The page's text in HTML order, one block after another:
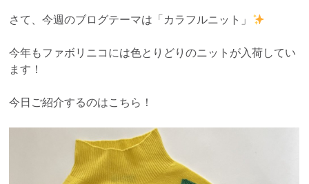
さて、今週のブログテーマは「カラフルニット」
今年もファボリニコには色とりどりのニットが入荷してい
ます！
今日ご紹介するのはこちら！